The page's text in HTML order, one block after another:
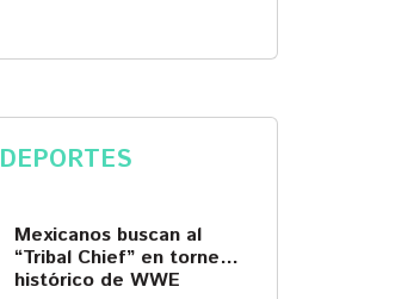
DEPORTES
Mexicanos buscan al
“Tribal Chief” en torneo
histórico de WWE